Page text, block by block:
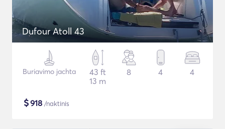
Dufour Atoll 43
Buriavimo jachta
43 ft
13 m
8 4 4
$918 /naktinis